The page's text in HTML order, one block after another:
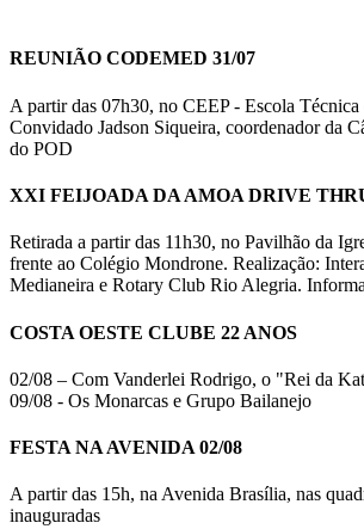
REUNIÃO CODEMED 31/07
A partir das 07h30, no CEEP - Escola
Convidado Jadson Siqueira, coordenador da
do POD
XXI FEIJOADA DA AMOA DRIVE
Retirada a partir das 11h30, no Pavilhão da
frente ao Colégio Mondrone. Realização:
Medianeira e Rotary Club Rio Alegria.
COSTA OESTE CLUBE 22 ANOS
02/08 – Com Vanderlei Rodrigo, o "Rei da
09/08 - Os Monarcas e Grupo Bailanejo
FESTA NA AVENIDA 02/08
A partir das 15h, na Avenida Brasília, nas
inauguradas